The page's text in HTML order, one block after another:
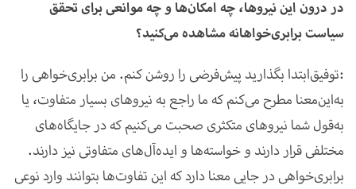
در درون این نیروها، چه امکان‌ها و چه موانعی برای تحقق
سیاست برابری‌خواهانه مشاهده می‌کنید؟
توفیق:
به‌این‌معنا مطرح می‌کنم که ما راجع به نیروهای بسیار متفاوت، یا
به‌قول شما نیروهای متکثری صحبت می‌کنیم که در جایگاه‌های
مختلفی قرار دارند و خواسته‌ها و ایده‌آل‌های متفاوتی نیز دارند.
برابری‌خواهی در جایی معنا دارد که این تفاوت‌ها بتوانند وارد نوعی